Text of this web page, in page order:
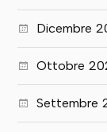
Dicembre
Ottobre
Settembre